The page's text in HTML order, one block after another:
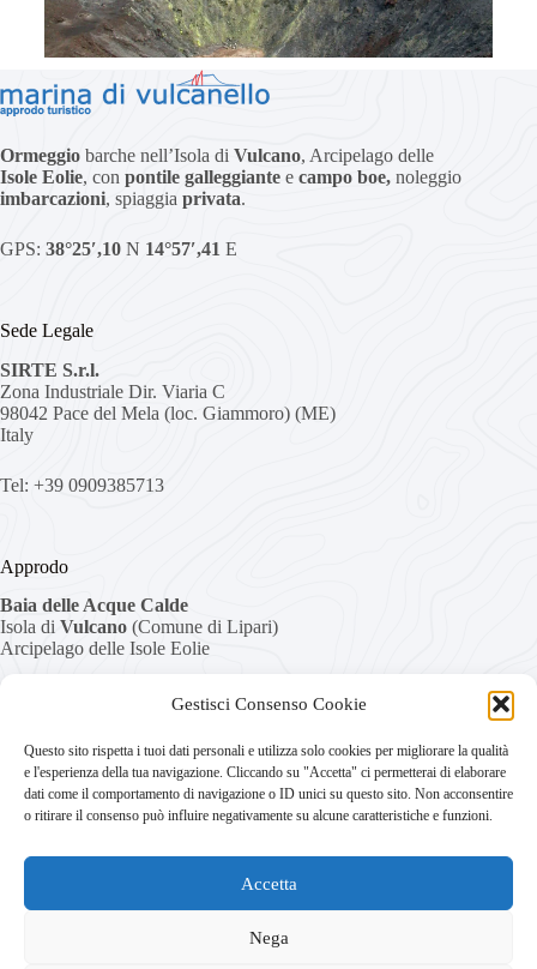
Gestisci Consenso Cookie
Questo sito rispetta i tuoi dati personali e utilizza solo cookies per migliorare la qualità
e l'esperienza della tua navigazione. Cliccando su "Accetta" ci permetterai di elaborare
dati come il comportamento di navigazione o ID unici su questo sito. Non acconsentire
o ritirare il consenso può influire negativamente su alcune caratteristiche e funzioni.
Accetta
Nega
Ormeggio barche nell’Isola di Vulcano, Arcipelago delle
Isole Eolie, con pontile galleggiante e campo boe, noleggio
imbarcazioni, spiaggia privata.
GPS: 38°25′,10 N 14°57′,41 E
Sede Legale
SIRTE S.r.l.
Zona Industriale Dir. Viaria C
98042 Pace del Mela (loc. Giammoro) (ME)
Italy
Tel: +39 0909385713
Approdo
Baia delle Acque Calde
Isola di Vulcano (Comune di Lipari)
Arcipelago delle Isole Eolie
Links
Privacy Policy
Disconoscimento